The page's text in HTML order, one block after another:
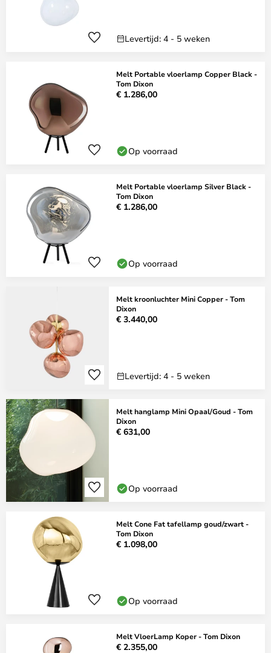
Levertijd: 4 - 5 weken
Melt Portable vloerlamp Copper Black -
Tom Dixon
€ 1.286,00
Op voorraad
Melt Portable vloerlamp Silver Black -
Tom Dixon
€ 1.286,00
Op voorraad
Melt kroonluchter Mini Copper - Tom
Dixon
€ 3.440,00
Levertijd: 4 - 5 weken
Melt hanglamp Mini Opaal/Goud - Tom
Dixon
€ 631,00
Op voorraad
Melt Cone Fat tafellamp goud/zwart -
Tom Dixon
€ 1.098,00
Op voorraad
Melt VloerLamp Koper - Tom Dixon
€ 2.355,00